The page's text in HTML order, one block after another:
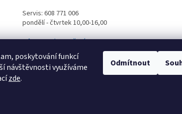
poskytování funkcí
návštěvnosti využíváme
zde.
Odmítnout
Servis: 608 771 006
pondělí - čtvrtek 10,00-16,00
Informace ke stažení